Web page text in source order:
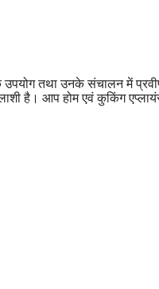
उपयोग तथा उनके संचालन में
है। आप होम एवं कुकिंग